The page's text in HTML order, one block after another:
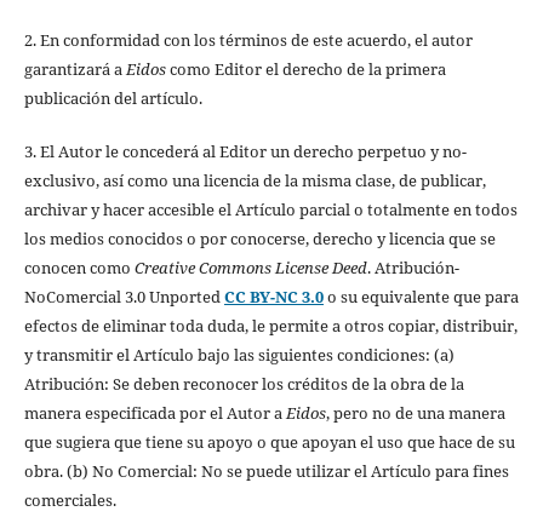
2. En conformidad con los términos de este acuerdo, el autor
garantizará aEidoscomo Editor el derecho de la primera
publicación del artículo.
3. El Autor le concederá al Editor un derecho perpetuo y no-
exclusivo, así como una licencia de la misma clase, de publicar,
archivar y hacer accesible el Artículo parcial o totalmente en todos
los medios conocidos o por conocerse, derecho y licencia que se
conocen como Creative Commons License Deed. Atribución-
NoComercial 3.0 UnportedCC BY-NC 3.0o su equivalente que para
efectos de eliminar toda duda, le permite a otros copiar, distribuir,
y transmitir el Artículo bajo las siguientes condiciones: (a)
Atribución: Se deben reconocer los créditos de la obra de la
manera especificada por el Autor aEidos, pero no de una manera
que sugiera que tiene su apoyo o que apoyan el uso que hace de su
obra. (b) No Comercial: No se puede utilizar el Artículo para fines
comerciales.